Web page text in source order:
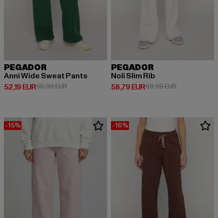
PEGADOR
Anni Wide Sweat Pants
52,19 EUR
Ajankohtainen hinta: 52,19 EUR
59,99 EURKampanjahinta: 59,99 EUR
PEGADOR
Noli Slim Rib
58,79 EUR
Ajankohtainen hinta: 58,79 EUR
69,99 EUR
-15% -16%